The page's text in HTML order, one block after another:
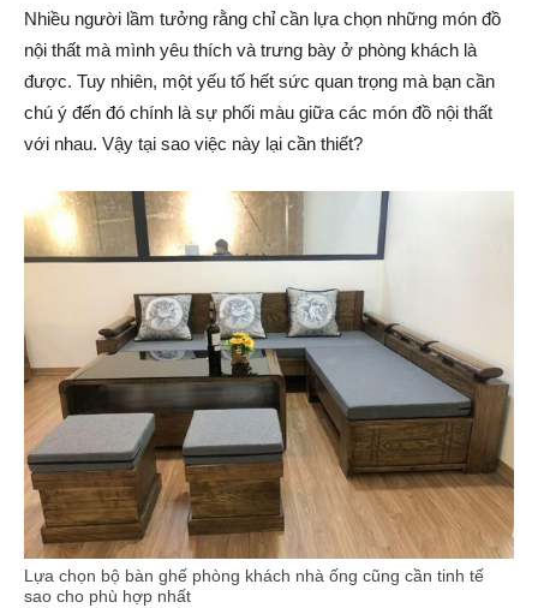
Nhiều người lầm tưởng rằng chỉ cần lựa chọn những món đồ
nội thất mà mình yêu thích và trưng bày ở phòng khách là
được. Tuy nhiên, một yếu tố hết sức quan trọng mà bạn cần
chú ý đến đó chính là sự phối màu giữa các món đồ nội thất
với nhau. Vậy tại sao việc này lại cần thiết?
Lựa chọn bộ bàn ghế phòng khách nhà ống cũng cần tinh tế
sao cho phù hợp nhất